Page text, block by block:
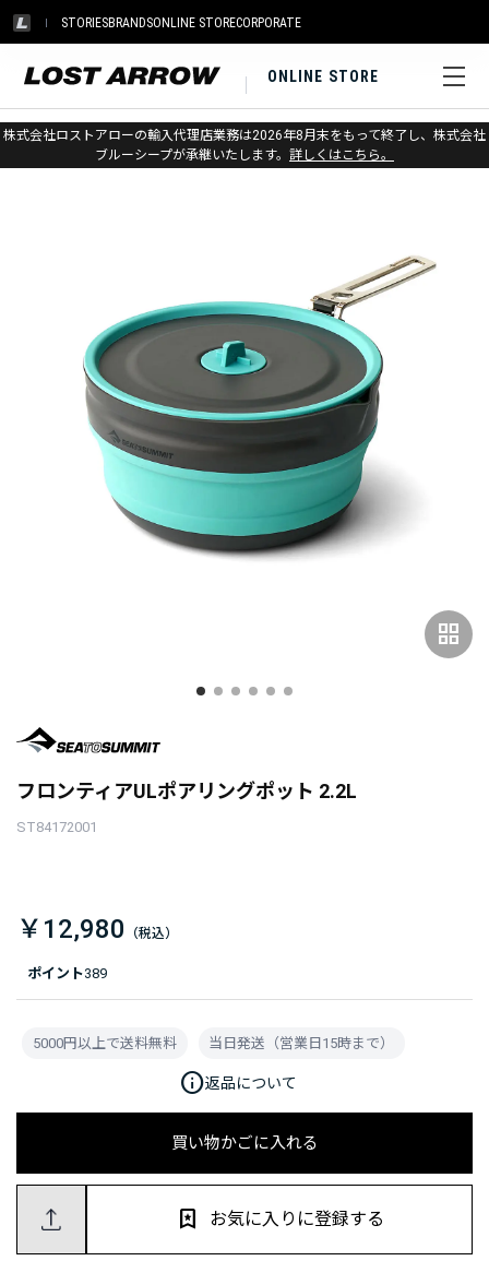
STORIESBRANDSONLINE STORECORPORATE
ONLINE STORE
株式会社ロストアローの輸入代理店業務は2026年8月末をもって終了し、株式会社
ブルーシープが承継いたします。 詳しくはこちら。
ホーム > シートゥサミット > キャンプキッチン
grid_view
フロンティアULポアリングポット 2.2L
ST84172001
ポイント389
￥12,980
買い物かごに入れる
お気に入りに登録する
5000円以上で送料無料 当日発送（営業日15時まで）
info返品について